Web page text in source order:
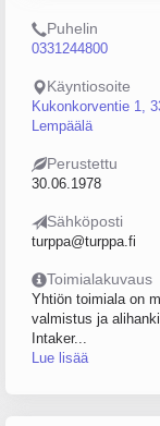
Puhelin
0331244800
Käyntiosoite
Kukonkorventie 1,
Lempäälä
Perustettu
30.06.1978
Sähköposti
turppa@turppa.fi
Toimialakuvaus
Yhtiön toimiala on
valmistus ja
Intaker...
Lue lisää